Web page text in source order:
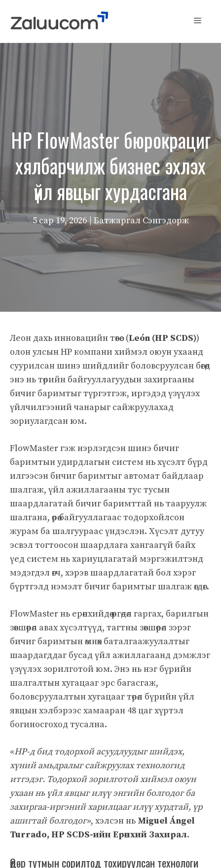
Menu
HP FlowMaster бюрокрациг
хялбарчилж бизнес эхлэх
үйл явцыг хурдасгана
5 сар 19, 2026 | Батжаргал Сэнгэдорж
Леон дахь инновацийн төвөөс (León (HP SCDS))
олон улсын HP компани хиймэл оюун ухаанд
суурилсан шинэ шийдлийг боловсруулсан бөгөөд
энэ нь төрийн байгууллагуудын захиргааны
бичиг баримтыг түргэтгэж, иргэдэд үзүүлэх
үйлчилгээний чанарыг сайжруулахад
зориулагдсан юм.
FlowMaster гэж нэрлэгдсэн шинэ бичиг
баримтын удирдлагын систем нь хүсэлт бүрд
илгээсэн бичиг баримтыг автомат байдлаар
шалгаж, үйл ажиллагааны тус тусын
шаардлагатай бичиг баримттай нь тааруулж
шалгана, өөрөө байгууллагаас тодорхойлсон
журам ба шалгуураас үндэслэн. Хүсэлт дутуу
эсвэл тогтоосон шаардлага хангаагүй байх
үед систем нь хариуцлагатай мэргэжилтэнд
мэдэгдэл өгч, хэрэв шаардлагатай бол хэрэг
бүртгэлд нэмэлт бичиг баримтыг шалгаж өгдөг.
FlowMaster нь ерөнхийдөө өргөдөл гаргах, барилгын
зөвшөөрөл авах хүсэлтүүд, тагтны зөвшөөрөл зэрэг
бичиг баримтын өмнөх баталгаажуулалтыг
шаардагддаг бусад үйл ажиллагаанд дэмжлэг
үзүүлэх зорилготой юм. Энэ нь нэг бүрийн
шалгалтын хугацааг эрс багасгаж,
боловсруулалтын хугацааг төрөл бүрийн үйл
явцын хэлбэрээс хамааран 48 цаг хүртэл
богиносгоход тусална.
«HP-д бид тодорхой асуудлуудыг шийдэх,
хүний амьдралыг сайжруулах технологид
итгэдэг. Тодорхой зорилготой хиймэл оюун
ухаан нь үйл явцыг илүү энгийн болгодог ба
захиргаа-иргэний харилцааг илүү хурдтай, үр
ашигтай болгодог», хэлсэн нь Miguel Ángel
Turrado, HP SCDS-ийн Ерөнхий Захирал.
Өдөр тутмын сорилтод тохируулсан технологи